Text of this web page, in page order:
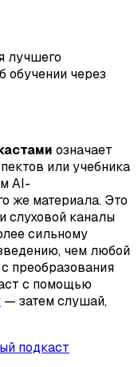
лучшего
обучении через
означает
или учебника
AI-
же материала. Это
слуховой каналы
сильному
чем любой
преобразования
с помощью
— затем слушай,
подкаст